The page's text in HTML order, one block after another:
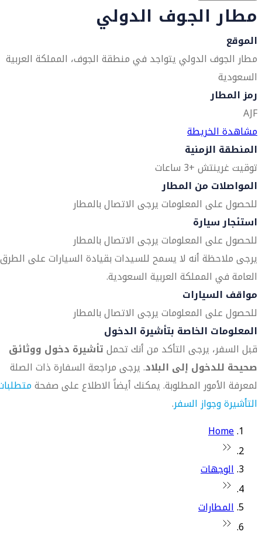
مطار الجوف الدولي
الموقع
مطار الجوف الدولي يتواجد في منطقة الجوف، المملكة العربية
السعودية
رمز المطار
AJF
مشاهدة الخريطة
المنطقة الزمنية
توقيت غرينتش +3 ساعات
المواصلات من المطار
للحصول على المعلومات يرجى الاتصال بالمطار
استئجار سيارة
للحصول على المعلومات يرجى الاتصال بالمطار
يرجى ملاحظة أنه لا يسمح للسيدات بقيادة السيارات على الطرق
العامة في المملكة العربية السعودية.
مواقف السيارات
للحصول على المعلومات يرجى الاتصال بالمطار
المعلومات الخاصة بتأشيرة الدخول
قبل السفر، يرجى التأكد من أنك تحملتأشيرة دخول ووثائق
صحيحة للدخول إلى البلاد. يرجى مراجعة السفارة ذات الصلة
لمعرفة الأمور المطلوبة. يمكنك أيضاً الاطلاع على صفحة
التأشيرة وجواز السفر.
Home
الوجهات
المطارات